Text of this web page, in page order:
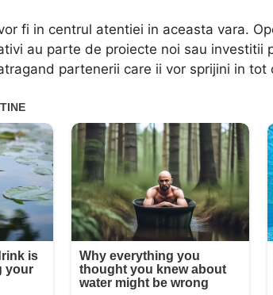
fi in centrul atentiei in aceasta vara.
au parte de proiecte noi sau investitii
partenerii care ii vor sprijini in tot